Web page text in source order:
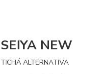
SEIYA NEW
TICHÁ ALTERNATIVA